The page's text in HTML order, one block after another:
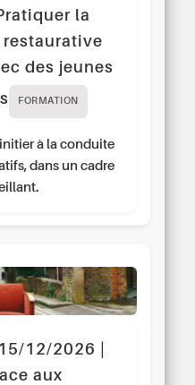
la
des jeunes
FORMATION
à la conduite
dans un cadre
12/2026 |
aux